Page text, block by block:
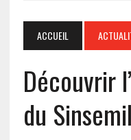
ACCUEIL
Découvrir
du